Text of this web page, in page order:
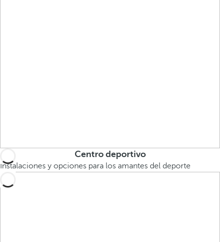
Centro deportivo
Instalaciones y opciones para los amantes del deporte